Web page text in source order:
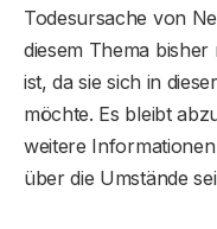
Todesursache von
diesem Thema
ist, da sie sich in
möchte. Es bleibt
weitere
über die Umstände